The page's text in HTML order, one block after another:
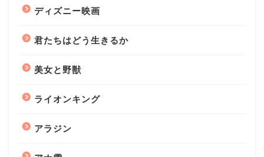
ディズニー映画
君たちはどう生きるか
美女と野獣
ライオンキング
アラジン